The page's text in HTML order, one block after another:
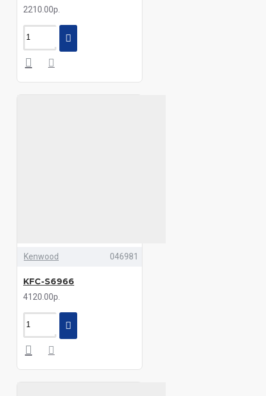
2210.00р.
Kenwood 046981
KFC-S6966
4120.00р.